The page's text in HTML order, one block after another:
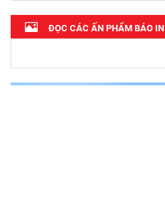
ĐỌC CÁC ẤN PHẨM BÁO IN